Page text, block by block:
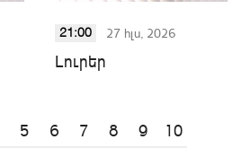
21:00 27 հլս, 2026
Լուրեր
5 6 7 8 9 10